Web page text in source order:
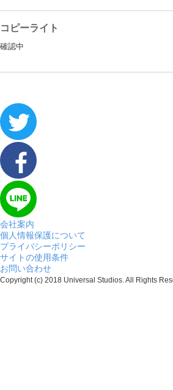
コピーライト
確認中
会社案内
個人情報保護について
プライバシーポリシー
サイトの使用条件
お問い合わせ
Copyright (c) 2018 Universal Studios. All Rights